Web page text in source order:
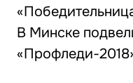
В Минске
«Профледи-